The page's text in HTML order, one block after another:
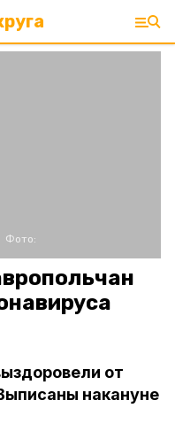
Фото:
от
накануне